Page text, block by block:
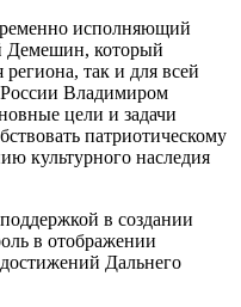
исполняющий
Демешин, который
региона, так и для всей
Владимиром
цели и задачи
патриотическому
культурного наследия
в создании
в отображении
Дальнего